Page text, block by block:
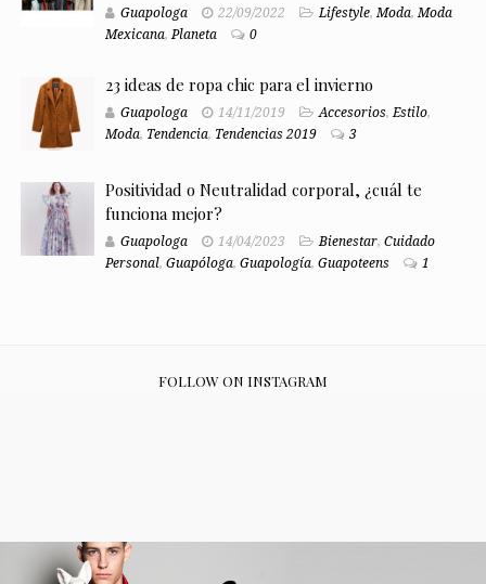
Guapologa 22/09/2022 Lifestyle,Moda,Moda
Mexicana,Planeta 0
23 ideas de ropa chic para el invierno
Guapologa 14/11/2019 Accesorios,Estilo,
Moda, Tendencia, Tendencias 2019 3
Positividad o Neutralidad corporal, ¿cuál te
funciona mejor?
Guapologa 14/04/2023 Bienestar, Cuidado
Personal, Guapóloga, Guapología, Guapoteens 1
FOLLOW ON INSTAGRAM